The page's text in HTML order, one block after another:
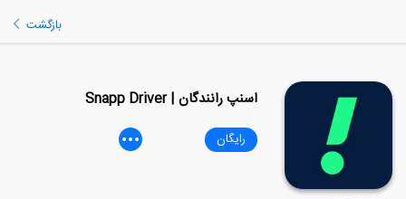
بازگشت
اسنپ رانندگان | Snapp Driver
رایگان